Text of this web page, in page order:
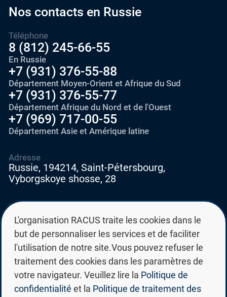
Nos contacts en Russie
Téléphone
8 (812) 245-66-55
En Russie
+7 (931) 376-55-88
Département Moyen-Orient et Afrique du Sud
+7 (931) 376-55-77
Département Afrique du Nord et de l'Ouest
+7 (969) 717-00-55
Département Asie et Amérique latine
E-mail
education@edurussia.org
edurussia@racus.ru
Adresse
Russie, 194214, Saint-Pétersbourg,
Vyborgskoye shosse, 28
L'organisation RACUS traite les cookies dans le
but de personnaliser les services et de faciliter
l'utilisation de notre site.Vous pouvez refuser le
traitement des cookies dans les paramètres de
votre navigateur. Veuillez lire la Politique de
confidentialité et la Politique de traitement des